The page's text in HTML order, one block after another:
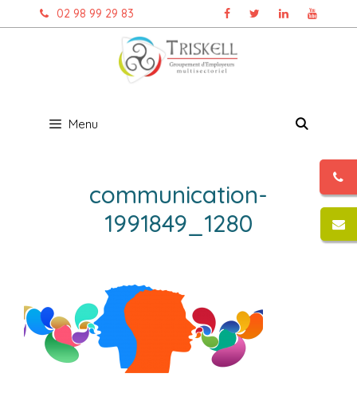
au
02 98 99 29 83
Menu
communication-
1991849_1280